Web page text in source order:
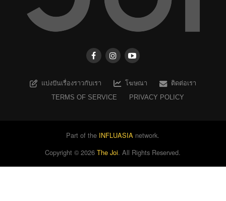
แบ่งปันเรื่องราวกับเรา โฆษณา
ติดต่อเรา
TERMS OF SERVICE
PRIVACY POLICY
Part of the INFLUASIA network.
Copyright ©2026 The Joi. All Rights Reserved.